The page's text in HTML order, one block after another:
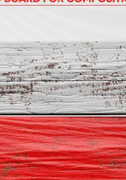
Продукция
Spaces
ИИ-помощник
Генератор
изображений ИИ
Генератор видео
ИИ